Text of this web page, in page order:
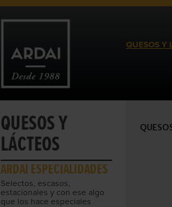
QUESOS Y
QUESOS Y
LÁCTEOS
ARDAI ESPECIALIDADES
Selectos, escasos,
estacionales y con ese algo
que los hace especiales